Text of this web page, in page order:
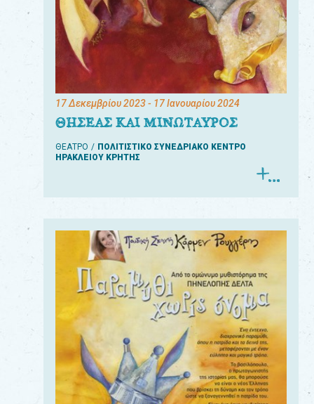
17 Δεκεμβρίου 2023- 17 Ιανουαρίου 2024
ΘΗΣΕΑΣ ΚΑΙ ΜΙΝΩΤΑΥΡΟΣ
ΘΕΑΤΡΟ
ΠΟΛΙΤΙΣΤΙΚΟ ΣΥΝΕΔΡΙΑΚΟ ΚΕΝΤΡΟ
ΗΡΑΚΛΕΙΟΥ ΚΡΗΤΗΣ